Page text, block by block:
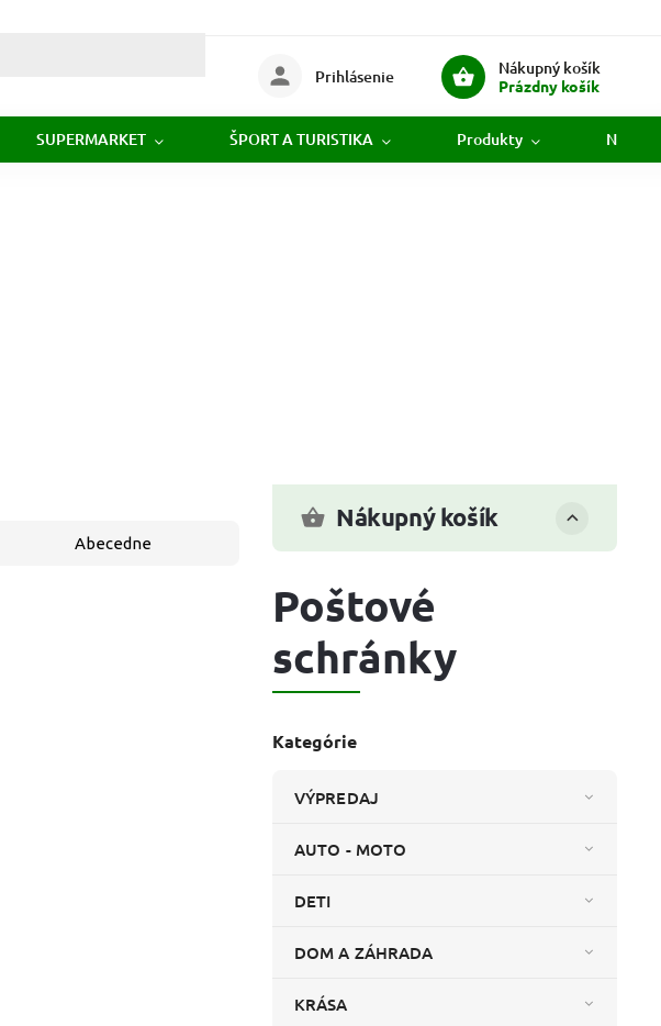
Nákupný košík
Prázdny košík
Prihlásenie
SUPERMARKET ŠPORT A TURISTIKA Produkty
Nákupný košík
Poštové
schránky
Kategórie
VÝPREDAJ
AUTO - MOTO
DETI
DOM A ZÁHRADA
KRÁSA
Abecedne